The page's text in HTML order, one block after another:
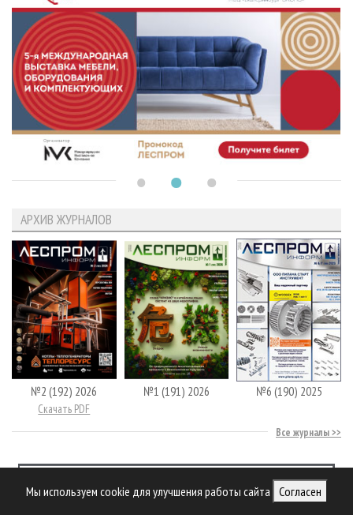
Мы используем cookie для улучшения работы сайта Согласен
АРХИВ ЖУРНАЛОВ
№2 (192) 2026
Скачать PDF
№1 (191) 2026 №6 (190) 2025
Все журналы